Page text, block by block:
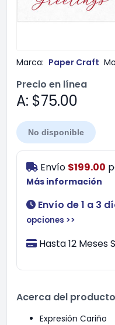
Marca: Paper Craft
Precio en línea
A: $75.00
No disponible
Envío $199.00
Más información
Envío de 1 a 3
opciones >>
Hasta 12 Meses
Acerca del producto
Expresión Cariño